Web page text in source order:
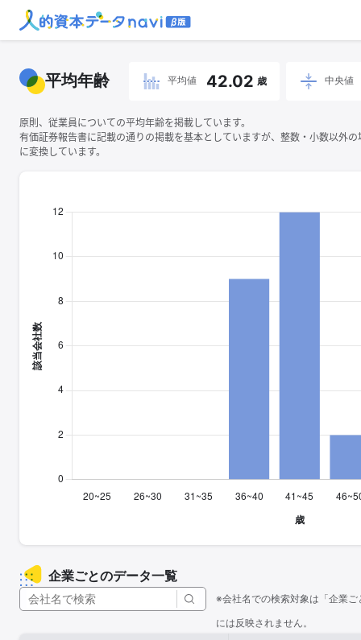
平均年齢 平均値 42.02 歳 中央値
原則、従業員についての平均年齢を掲載しています。
有価証券報告書に記載の通りの掲載を基本としていますが、整数・小数以外
に変換しています。
企業ごとのデータ一覧
※会社名での検索対象は「企業
には反映されません。